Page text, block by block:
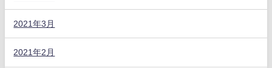
2021年3月
2021年2月